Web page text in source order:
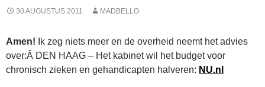
30 AUGUSTUS 2011 MADBELLO
Amen! Ik zeg niets meer en de overheid neemt het advies
over:Â DEN HAAG – Het kabinet wil het budget voor
chronisch zieken en gehandicapten halveren: NU.nl